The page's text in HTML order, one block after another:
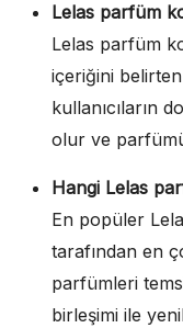
Lelas parfüm
Lelas parfüm
içeriğini
kullanıcıların
olur ve
Hangi Lelas
En popüler
tarafından en
parfümleri
birleşimi ile